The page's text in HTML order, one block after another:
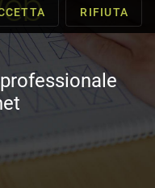
RIFIUTA